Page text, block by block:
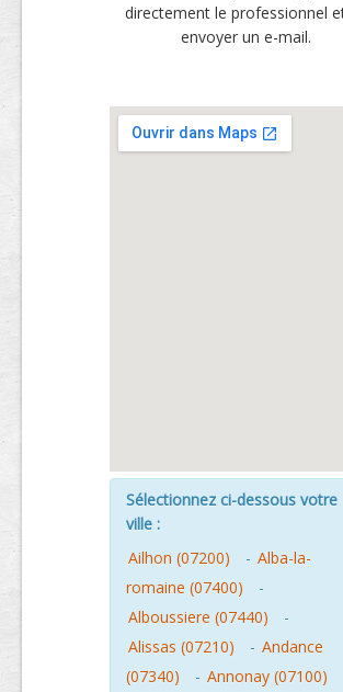
directement le professionnel
envoyer un e-mail.
Sélectionnez ci-dessous votre
ville :
Ailhon (07200)
- Alba-la-
romaine (07400)
-
Alboussiere (07440)
-
Alissas (07210)
- Andance
(07340)
- Annonay (07100)